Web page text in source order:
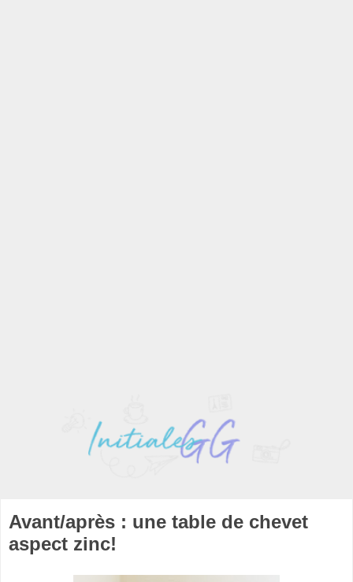
Avant/après : une table de chevet
aspect zinc!